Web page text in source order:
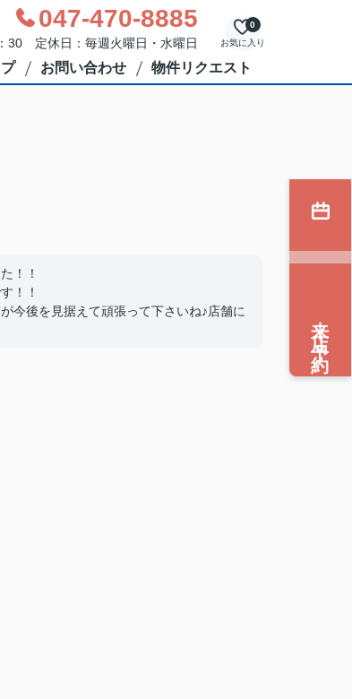
047-470-8885
30 定休日：毎週火曜日・水曜日 お気に入り
0
お問い合わせ 物件リクエスト
！！
！！
今後を見据えて頑張って下さいね♪店舗に
来店予約